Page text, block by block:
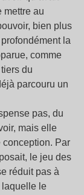
mettre au
bien plus
la
comme
du
parcouru un
pas, du
mais elle
conception. Par
le jeu des
réduit pas à
laquelle le